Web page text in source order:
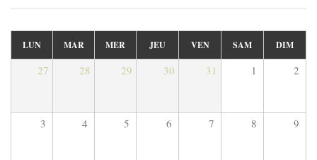
LUN MAR MER JEU VEN SAM DIM
27 28 29 30 31 1 2
3 4 5 6 7 8 9